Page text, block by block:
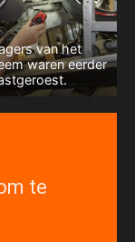
van het
waren eerder
te